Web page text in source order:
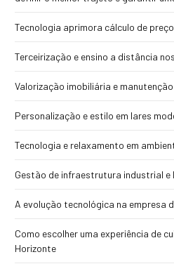
Tecnologia aprimora cálculo de
Terceirização e ensino a distância
Valorização imobiliária e
Personalização e estilo em lares
Tecnologia e relaxamento em
Gestão de infraestrutura industrial e
A evolução tecnológica na empresa
Como escolher uma experiência de
Horizonte